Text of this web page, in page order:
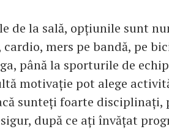
de la sală, opțiunile sunt
mers pe bandă, pe
până la sporturile de
motivație pot alege
sunteți foarte disciplinați,
după ce ați învățat